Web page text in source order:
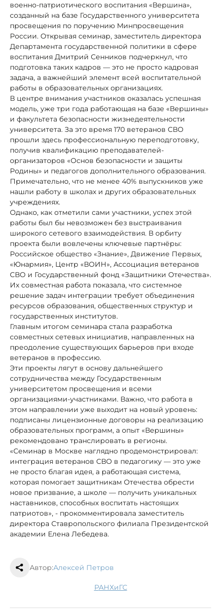
военно-патриотического воспитания «Вершина»,
созданный на базе Государственного университета
просвещения по поручению Минпросвещения
России. Открывая семинар, заместитель директора
Департамента государственной политики в сфере
воспитания Дмитрий Сенников подчеркнул, что
подготовка таких кадров — это не просто кадровая
задача, а важнейший элемент всей воспитательной
работы в образовательных организациях.
В центре внимания участников оказалась успешная
модель, уже три года работающая на базе «Вершины»
и факультета безопасности жизнедеятельности
университета. За это время 170 ветеранов СВО
прошли здесь профессиональную переподготовку,
получив квалификацию преподавателей-
организаторов «Основ безопасности и защиты
Родины» и педагогов дополнительного образования.
Примечательно, что не менее 40% выпускников уже
нашли работу в школах и других образовательных
учреждениях.
Однако, как отметили сами участники, успех этой
работы был бы невозможен без выстраивания
широкого сетевого взаимодействия. В орбиту
проекта были вовлечены ключевые партнёры:
Российское общество «Знание», Движение Первых,
«Юнармия», Центр «ВОИН», Ассоциация ветеранов
СВО и Государственный фонд «Защитники Отечества».
Их совместная работа показала, что системное
решение задач интеграции требует объединения
ресурсов образования, общественных структур и
государственных институтов.
Главным итогом семинара стала разработка
совместных сетевых инициатив, направленных на
преодоление существующих барьеров при входе
ветеранов в профессию.
Эти проекты лягут в основу дальнейшего
сотрудничества между Государственным
университетом просвещения и всеми
организациями-участниками. Важно, что работа в
этом направлении уже выходит на новый уровень:
подписаны лицензионные договоры на реализацию
образовательных программ, а опыт «Вершины»
рекомендовано транслировать в регионы.
«Семинар в Москве наглядно продемонстрировал:
интеграция ветеранов СВО в педагогику — это уже
не просто благая идея, а работающая система,
которая помогает защитникам Отечества обрести
новое призвание, а школе — получить уникальных
наставников, способных воспитать настоящих
патриотов», - прокомментировала заместитель
директора Ставропольского филиала Президентской
академии Елена Лебедева.
Автор:Алексей Петров
РАНХиГС